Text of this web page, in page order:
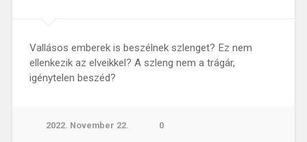
Vallásos emberek is beszélnek szlenget? Ez nem
ellenkezik az elveikkel? A szleng nem a trágár,
igénytelen beszéd?
2022. November 22. 0